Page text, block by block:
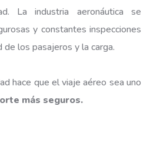
La industria aeronáutica se
y constantes inspecciones
de los pasajeros y la carga.
hace que el viaje aéreo sea uno
más seguros.